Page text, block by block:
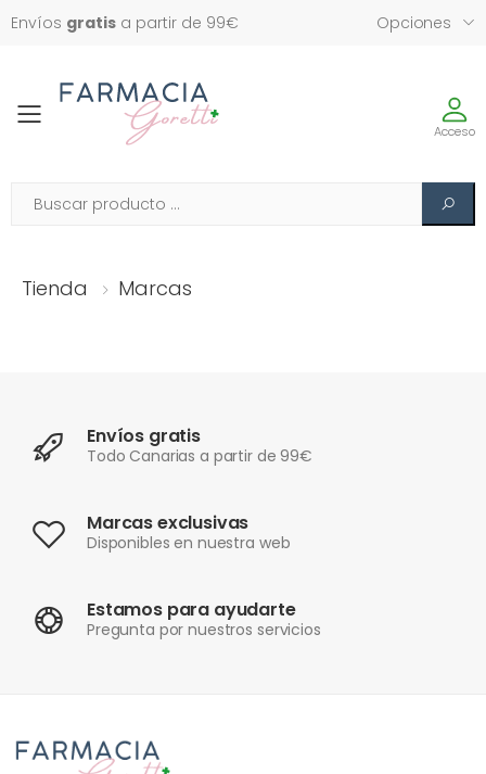
Envíos gratis a partir de 99€ Opciones
Toggle Acceso
Tienda Marcas
Envíos gratis
Todo Canarias a partir de 99€
Marcas exclusivas
Disponibles en nuestra web
Estamos para ayudarte
Pregunta por nuestros servicios